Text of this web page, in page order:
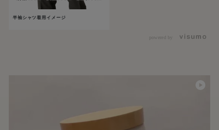
半袖シャツ着用イメージ
powered by